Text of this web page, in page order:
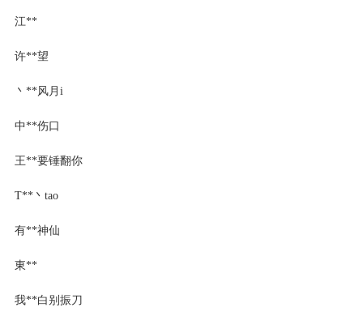
江**
许**望
丶**风月i
中**伤口
王**要锤翻你
T**丶tao
有**神仙
東**
我**白别振刀